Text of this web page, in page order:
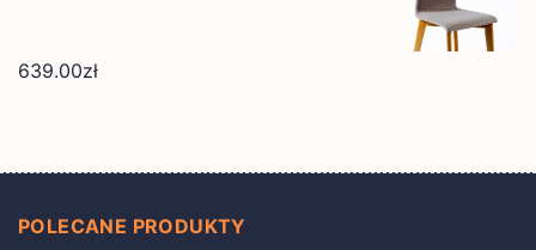
639.00zł
POLECANE PRODUKTY